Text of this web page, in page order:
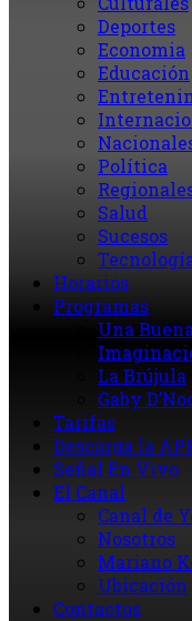
Deportes
Economia
Educación
Política
Salud
Sucesos
Horarios
Programas
Una
La Brújula
Gaby
Tarifas
Descarga la
Señal En Vivo
El Canal
Canal de
Nosotros
Mariano
Ubicación
Contactos